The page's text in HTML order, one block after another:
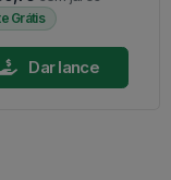
Grátis
Dar lance